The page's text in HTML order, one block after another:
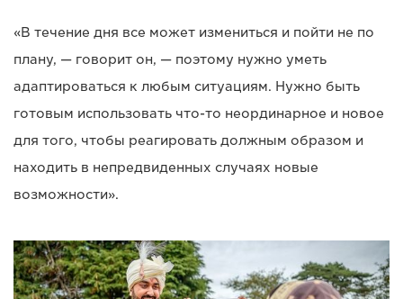
«В течение дня все может измениться и пойти не по
плану, — говорит он, — поэтому нужно уметь
адаптироваться к любым ситуациям. Нужно быть
готовым использовать что-то неординарное и новое
для того, чтобы реагировать должным образом и
находить в непредвиденных случаях новые
возможности».